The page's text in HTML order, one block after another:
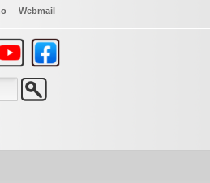
Webmail